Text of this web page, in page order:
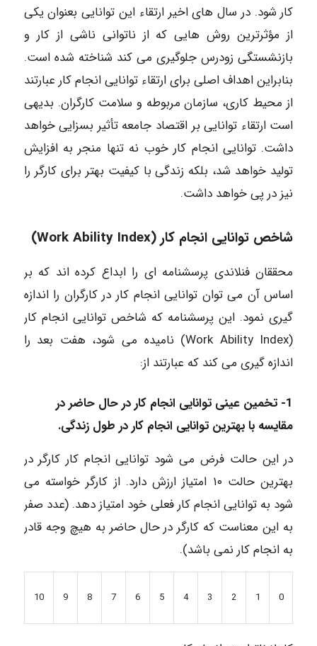
کار شود. در سال های اخیر ارتقاء این توانایی بعنوان یکی
از مؤثرترین روش هایی که از ناتوانی ناشی از کار و
بازنشستگی زودرس جلوگیری می کند شناخته شده است.
بنابراین اهداف اصلی برای ارتقاء توانایی انجام کار عبارتند
از محیط کاری، سازمان مربوطه و سلامت کارگران. بدیهی
است ارتقاء توانایی بر اقتصاد جامعه تأثیر بسزایی خواهد
داشت. توانایی انجام کار خوب نه تنها منجر به افزایش
تولید خواهد شد، بلکه زندگی با کیفیت بهتر برای کارگر را
نیز در پی خواهد داشت.
شاخص توانایی انجام کار (Work Ability Index)
محققان فنلاندی پرسشنامه ای را ابداع کرده اند که بر
اساس آن می توان توانایی انجام کار در کارگران را اندازه
گیری نمود. این پرسشنامه که شاخص توانایی انجام کار
(Work Ability Index) نامیده می شود، هفت بعد را
اندازه گیری می کند که عبارتند از:
1- تخمین عینی توانایی انجام کار در حال حاضر در
مقایسه با بهترین توانایی انجام کار در طول زندگی.
در این حالت فرض می شود توانایی انجام کار کارگر در
بهترین حالت ۱۰ امتیاز ارزش دارد. از کارگر خواسته می
شود به توانایی انجام کار فعلی خود امتیاز دهد. (عدد صفر
به این معناست که کارگر در حال حاضر به هیچ وجه قادر
به انجام کار نمی باشد).
0
1
2
3
4
5
6
7
8
9
10